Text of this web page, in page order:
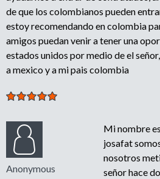
de que los colombianos pueden
estoy recomendando en colombia
amigos puedan venir a tener una
estados unidos por medio de el
a mexico y a mi pais colombia
Anonymous
Mi nombre
josafat
nosotros
señor hace